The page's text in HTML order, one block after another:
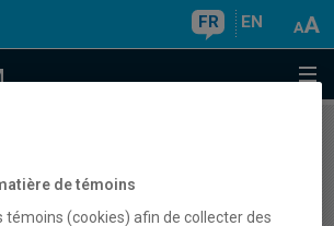
FR EN
de témoins
témoins (cookies) afin de collecter des